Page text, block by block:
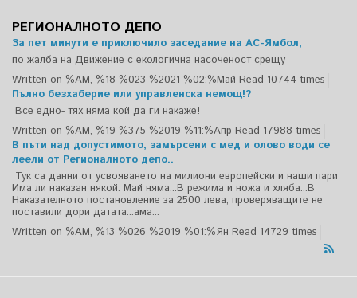
РЕГИОНАЛНОТО ДЕПО
За пет минути е приключило заседание на АС-Ямбол,
по жалба на Движение с екологична насоченост срещу
Written on %AM, %18 %023 %2021 %02:%Май Read 10744 times
Пълно безхаберие или управленска немощ!?
Все едно- тях няма кой да ги накаже!
Written on %AM, %19 %375 %2019 %11:%Апр Read 17988 times
В пъти над допустимото, замърсени с мед и олово води се
леели от Регионалното депо..
Тук са данни от усвояването на милиони европейски и наши пари
Има ли наказан някой. Май няма...В режима и ножа и хляба...В
Наказателното постановление за 2500 лева, проверяващите не
поставили дори датата...ама...
Written on %AM, %13 %026 %2019 %01:%Ян Read 14729 times